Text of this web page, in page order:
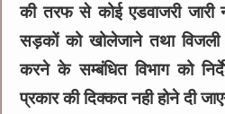
की तरफ से कोई एडवाजरी जारी
सड़कों को खोलेजाने तथा विजली
करने के सम्बंधित विभाग को
प्रकार की दिक्कत नही होने दी